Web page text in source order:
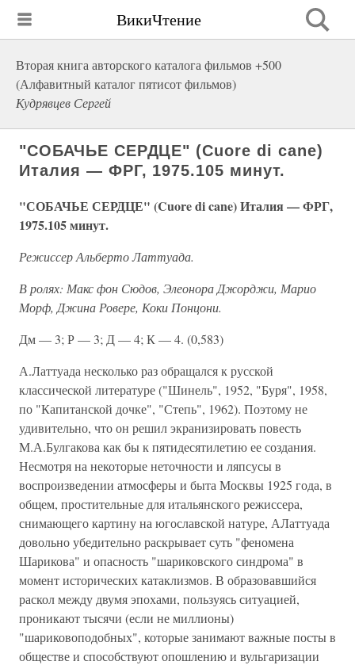
ВикиЧтение
Вторая книга авторского каталога фильмов +500
(Алфавитный каталог пятисот фильмов)
Кудрявцев Сергей
"СОБАЧЬЕ СЕРДЦЕ" (Cuore di cane)
Италия — ФРГ, 1975.105 минут.
"СОБАЧЬЕ СЕРДЦЕ" (Cuore di cane) Италия — ФРГ,
1975.105 минут.
Режиссер Альберто Латтуада.
В ролях: Макс фон Сюдов, Элеонора Джорджи, Марио
Морф, Джина Ровере, Коки Понцони.
Дм — 3; Р — 3; Д — 4; К — 4. (0,583)
А.Латтуада несколько раз обращался к русской
классической литературе ("Шинель", 1952, "Буря", 1958,
по "Капитанской дочке", "Степь", 1962). Поэтому не
удивительно, что он решил экранизировать повесть
М.А.Булгакова как бы к пятидесятилетию ее создания.
Несмотря на некоторые неточности и ляпсусы в
воспроизведении атмосферы и быта Москвы 1925 года, в
общем, простительные для итальянского режиссера,
снимающего картину на югославской натуре, АЛаттуада
довольно убедительно раскрывает суть "феномена
Шарикова" и опасность "шариковского синдрома" в
момент исторических катаклизмов. В образовавшийся
раскол между двумя эпохами, пользуясь ситуацией,
проникают тысячи (если не миллионы)
"шариковоподобных", которые занимают важные посты в
обществе и способствуют опошлению и вульгаризации